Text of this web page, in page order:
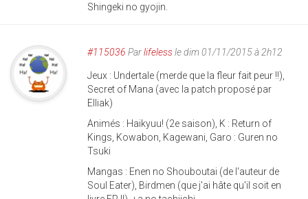
Shingeki no gyojin.
#115036 Parlifelessle dim 01/11/2015 à 2h12
Jeux : Undertale (merde que la fleur fait peur !!),
Secret of Mana (avec la patch proposé par
Elliak)
Animés : Haikyuu! (2e saison), K : Return of
Kings, Kowabon, Kagewani, Garo : Guren no
Tsuki
Mangas : Enen no Shouboutai (de l'auteur de
Soul Eater), Birdmen (que j'ai hâte qu'il soit en